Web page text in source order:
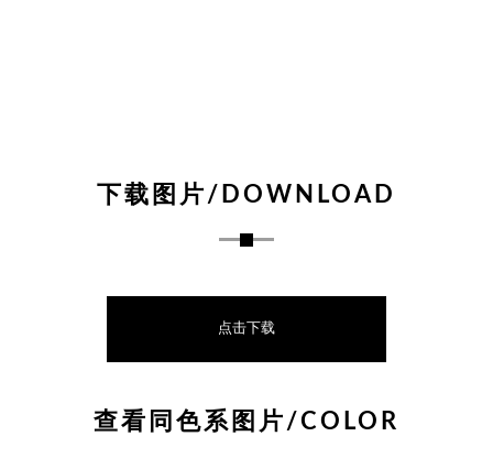
下载图片/DOWNLOAD
点击下载
查看同色系图片/COLOR